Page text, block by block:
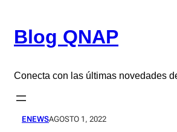
contenido
Blog QNAP
Conecta con las últimas novedades
ENEWSAGOSTO 1, 2022